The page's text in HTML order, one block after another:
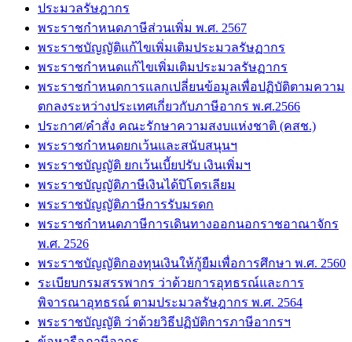
ประมวลรัษฎากร
พระราชกำหนดภาษีส่วนเพิ่ม พ.ศ. 2567
พระราชบัญญัติแก้ไขเพิ่มเติมประมวลรัษฏากร
พระราชกำหนดแก้ไขเพิ่มเติมประมวลรัษฏากร
พระราชกำหนดการแลกเปลี่ยนข้อมูลเพื่อปฏิบัติตามความ
ตกลงระหว่างประเทศเกี่ยวกับภาษีอากร พ.ศ.2566
ประกาศ/คำสั่ง คณะรักษาความสงบแห่งชาติ (คสช.)
พระราชกำหนดยกเว้นและสนับสนุนฯ
พระราชบัญญัติ ยกเว้นเบี้ยปรับ เงินเพิ่มฯ
พระราชบัญญัติภาษีเงินได้ปิโตรเลียม
พระราชบัญญัติภาษีการรับมรดก
พระราชกำหนดภาษีการเดินทางออกนอกราชอาณาจักร
พ.ศ. 2526
พระราชบัญญัติกองทุนเงินให้กู้ยืมเพื่อการศึกษา พ.ศ. 2560
ระเบียบกรมสรรพากร ว่าด้วยการอุทธรณ์และการ
พิจารณาอุทธรณ์ ตามประมวลรัษฎากร พ.ศ. 2564
พระราชบัญญัติ ว่าด้วยวิธีปฏิบัติการภาษีอากรฯ